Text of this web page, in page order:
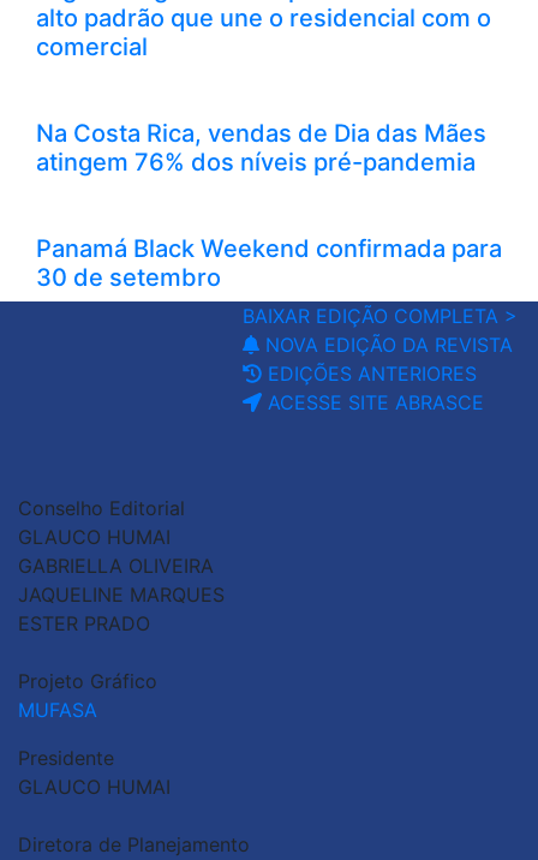
alto padrão que une o residencial com o
comercial
Na Costa Rica, vendas de Dia das Mães
atingem 76% dos níveis pré-pandemia
Panamá Black Weekend confirmada para
30 de setembro
BAIXAR EDIÇÃO COMPLETA >
NOVA EDIÇÃO DA REVISTA
EDIÇÕES ANTERIORES
ACESSE SITE ABRASCE
Conselho Editorial
GLAUCO HUMAI
GABRIELLA OLIVEIRA
JAQUELINE MARQUES
ESTER PRADO
Projeto Gráfico
MUFASA
Presidente
GLAUCO HUMAI
Diretora de Planejamento